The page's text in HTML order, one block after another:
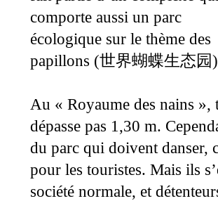
comporte aussi un parc
écologique sur le thème des
papillons (世界蝴蝶生态园
Au « Royaume des nains
dépasse pas 1,30 m.
du parc qui doivent danser,
pour les touristes. Mais ils
société normale, et